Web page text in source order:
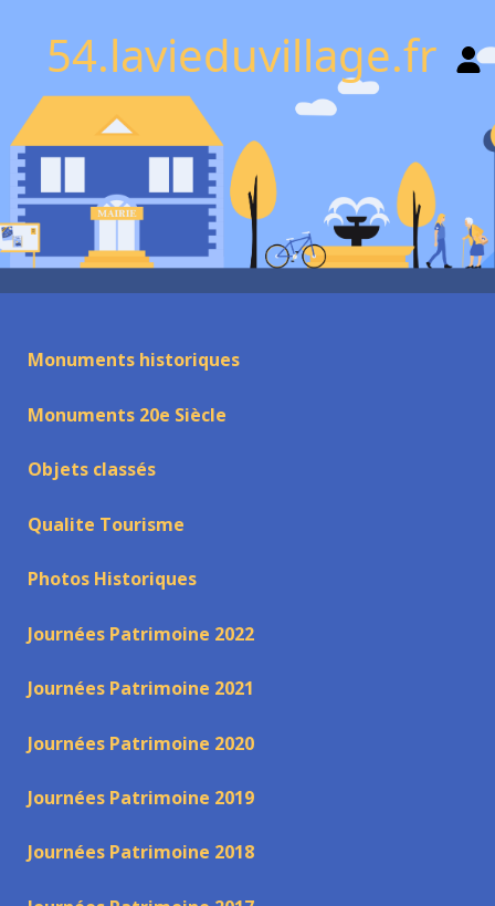
54.lavieduvillage.fr
Monuments historiques
Monuments 20e Siècle
Objets classés
Qualite Tourisme
Photos Historiques
Journées Patrimoine 2022
Journées Patrimoine 2021
Journées Patrimoine 2020
Journées Patrimoine 2019
Journées Patrimoine 2018